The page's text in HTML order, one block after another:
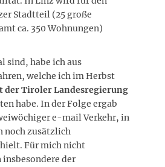
Stadtteil (25 große
ca. 350 Wohnungen)
sind, habe ich aus
welche ich im Herbst
der Tiroler Landesregierung
habe. In der Folge ergab
e-mail Verkehr, in
noch zusätzlich
Für mich nicht
der